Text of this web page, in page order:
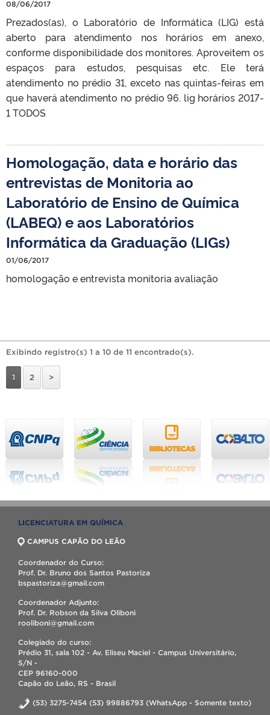
08/06/2017
Prezados(as), o Laboratório de Informática (LIG) está
aberto para atendimento nos horários em anexo,
conforme disponibilidade dos monitores. Aproveitem os
espaços para estudos, pesquisas etc. Ele terá
atendimento no prédio 31, exceto nas quintas-feiras em
que haverá atendimento no prédio 96. lig horários 2017-
1 TODOS
Homologação, data e horário das
entrevistas de Monitoria ao
Laboratório de Ensino de Química
(LABEQ) e aos Laboratórios
Informática da Graduação (LIGs)
01/06/2017
homologação e entrevista monitoria avaliação
Exibindo registro(s) 1 a 10 de 11 encontrado(s).
1 2 >
LICENCIATURA EM QUÍMICA
CAMPUS CAPÃO DO LEÃO
Coordenador do Curso:
Prof. Dr. Bruno dos Santos Pastoriza
bspastoriza@gmail.com
Coordenador Adjunto:
Prof. Dr. Robson da Silva Oliboni
rooliboni@gmail.com
Colegiado do curso:
Prédio 31, sala 102 - Av. Eliseu Maciel - Campus Universitário,
S/N -
CEP 96160-000
Capão do Leão, RS - Brasil
(53) 3275-7454 (53) 99886793 (WhatsApp - Somente texto)